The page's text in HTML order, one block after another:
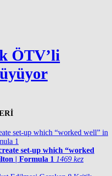
ÖTV’li
set-up which “worked
| Formula 1 1469 kez